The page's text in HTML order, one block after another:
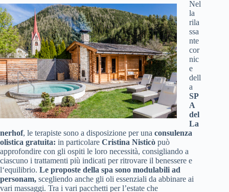
Nel
la
rila
ssa
nte
cor
nic
e
dell
a
SP
A
del
La
nerhof, le terapiste sono a disposizione per una consulenza
olistica gratuita: in particolare Cristina Nisticò può
approfondire con gli ospiti le loro necessità, consigliando a
ciascuno i trattamenti più indicati per ritrovare il benessere e
l‘equilibrio. Le proposte della spa sono modulabili ad
personam, scegliendo anche gli oli essenziali da abbinare ai
vari massaggi. Tra i vari pacchetti per l’estate che